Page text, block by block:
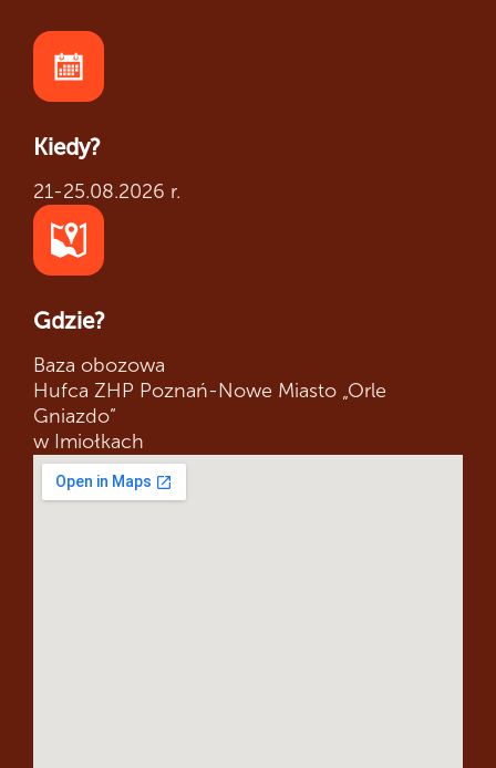
Kiedy?
21-25.08.2026 r.
Gdzie?
Baza obozowa
Hufca ZHP Poznań-Nowe Miasto „Orle
Gniazdo”
w Imiołkach